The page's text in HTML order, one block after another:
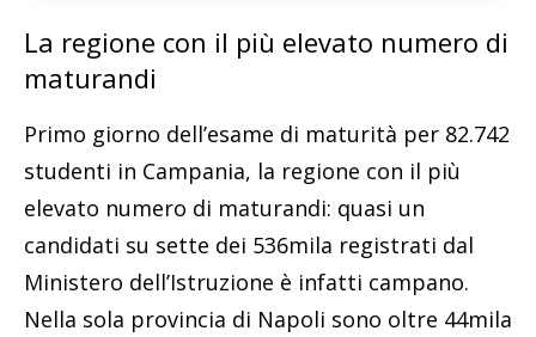
La regione con il più elevato numero di
maturandi
Primo giorno dell’esame di maturità per 82.742
studenti in Campania, la regione con il più
elevato numero di maturandi: quasi un
candidati su sette dei 536mila registrati dal
Ministero dell’Istruzione è infatti campano.
Nella sola provincia di Napoli sono oltre 44mila